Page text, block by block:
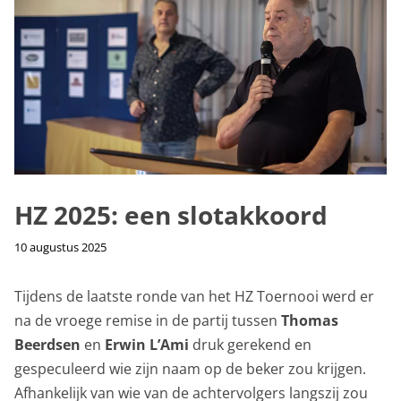
HZ 2025: een slotakkoord
10 augustus 2025
Tijdens de laatste ronde van het HZ Toernooi werd er
na de vroege remise in de partij tussen Thomas
Beerdsen en Erwin L’Ami druk gerekend en
gespeculeerd wie zijn naam op de beker zou krijgen.
Afhankelijk van wie van de achtervolgers langszij zou